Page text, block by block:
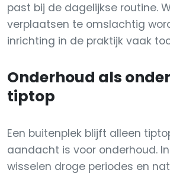
past bij de dagelijkse routine.
verplaatsen te omslachtig
inrichting in de praktijk vaak
Onderhoud als
tiptop
Een buitenplek blijft alleen
aandacht is voor onderhoud.
wisselen droge periodes en